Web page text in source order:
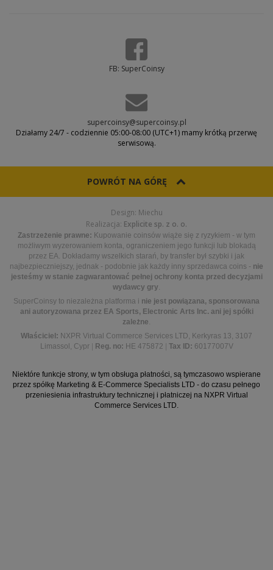
FB: SuperCoinsy
supercoinsy@supercoinsy.pl
Działamy 24/7 - codziennie 05:00-08:00 (UTC+1) mamy krótką przerwę
serwisową.
POWRÓT NA GÓRĘ
Design: Miechu
Realizacja: Explicite sp. z o. o.
Zastrzeżenie prawne: Kupowanie coinsów wiąże się z ryzykiem - w tym
możliwym wyzerowaniem konta, ograniczeniem jego funkcji lub blokadą
przez EA. Dokładamy wszelkich starań, by transfer był szybki i jak
najbezpieczniejszy, jednak - podobnie jak każdy inny sprzedawca coins - nie
jesteśmy w stanie zagwarantować pełnej ochrony konta przed decyzjami
wydawcy gry.
SuperCoinsy to niezależna platforma i nie jest powiązana, sponsorowana
ani autoryzowana przez EA Sports, Electronic Arts Inc. ani jej spółki
zależne.
Właściciel: NXPR Virtual Commerce Services LTD, Kerkyras 13, 3107
Limassol, Cypr
Reg. no: HE 475872 Tax ID: 60177007V
Niektóre funkcje strony, w tym obsługa płatności, są tymczasowo wspierane
przez spółkę Marketing & E-Commerce Specialists LTD - do czasu pełnego
przeniesienia infrastruktury technicznej i płatniczej na NXPR Virtual
Commerce Services LTD.